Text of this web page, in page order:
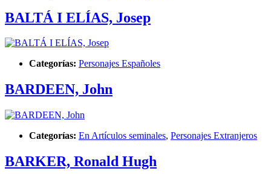
BALTÁ I ELÍAS, Josep
Categorías: Personajes Españoles
BARDEEN, John
Categorías: En Artículos seminales, Personajes Extranjeros
BARKER, Ronald Hugh